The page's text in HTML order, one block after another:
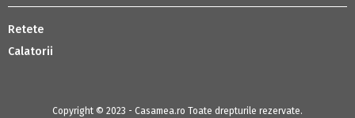
Retete
Calatorii
Copyright © 2023 - Casamea.ro Toate drepturile rezervate.